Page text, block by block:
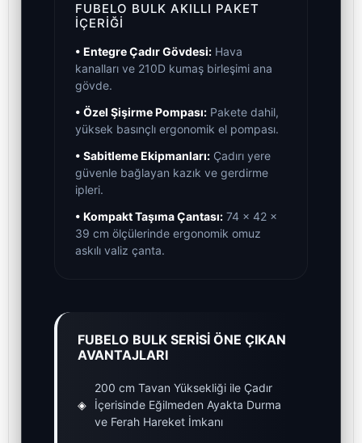
FUBELO BULK AKILLI PAKET
İÇERIĞI
• Entegre Çadır Gövdesi: Hava
kanalları ve 210D kumaş birleşimi ana
gövde.
• Özel Şişirme Pompası: Pakete dahil,
yüksek basınçlı ergonomik el pompası.
• Sabitleme Ekipmanları: Çadırı yere
güvenle bağlayan kazık ve gerdirme
ipleri.
• Kompakt Taşıma Çantası: 74 x 42 x
39 cm ölçülerinde ergonomik omuz
askılı valiz çanta.
FUBELO BULK SERİSİ ÖNE ÇIKAN
AVANTAJLARI
◈
200 cm Tavan Yüksekliği ile Çadır
İçerisinde Eğilmeden Ayakta Durma
ve Ferah Hareket İmkanı